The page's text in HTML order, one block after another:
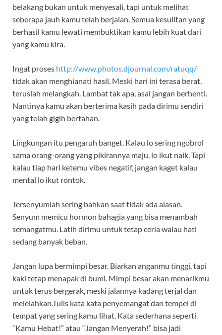
belakang bukan untuk menyesali, tapi untuk melihat
seberapa jauh kamu telah berjalan. Semua kesulitan yang
berhasil kamu lewati membuktikan kamu lebih kuat dari
yang kamu kira.
Ingat proses http://www.photos.djournal.com/ratuqq/
tidak akan menghianati hasil. Meski hari ini terasa berat,
teruslah melangkah. Lambat tak apa, asal jangan berhenti.
Nantinya kamu akan berterima kasih pada dirimu sendiri
yang telah gigih bertahan.
Lingkungan itu pengaruh banget. Kalau lo sering ngobrol
sama orang-orang yang pikirannya maju, lo ikut naik. Tapi
kalau tiap hari ketemu vibes negatif, jangan kaget kalau
mental lo ikut rontok.
Tersenyumlah sering bahkan saat tidak ada alasan.
Senyum memicu hormon bahagia yang bisa menambah
semangatmu. Latih dirimu untuk tetap ceria walau hati
sedang banyak beban.
Jangan lupa bermimpi besar. Biarkan anganmu tinggi, tapi
kaki tetap menapak di bumi. Mimpi besar akan menarikmu
untuk terus bergerak, meski jalannya kadang terjal dan
melelahkan.Tulis kata kata penyemangat dan tempel di
tempat yang sering kamu lihat. Kata sederhana seperti
“Kamu Hebat!” atau “Jangan Menyerah!” bisa jadi